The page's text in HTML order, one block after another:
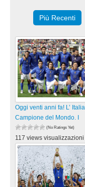
Più Recenti
Oggi venti anni fa! L’ Italia
Campione del Mondo. I
(No Ratings Yet)
117 views visualizzazioni